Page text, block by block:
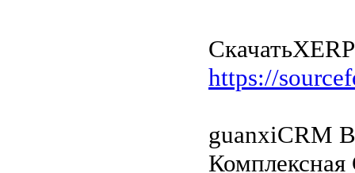
Скачать
https://
guanxiCRM